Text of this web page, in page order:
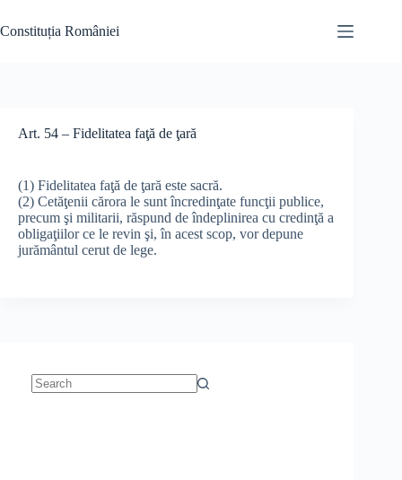
to
content
Constituția României
Art. 54 – Fidelitatea faţă de ţară
(1) Fidelitatea faţă de ţară este sacră.
(2) Cetăţenii cărora le sunt încredinţate funcţii publice,
precum şi militarii, răspund de îndeplinirea cu credinţă a
obligaţiilor ce le revin şi, în acest scop, vor depune
jurământul cerut de lege.